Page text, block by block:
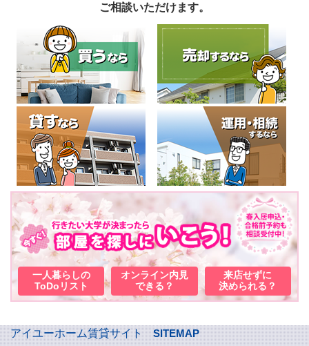
ご相談いただけます。
一人暮らしの
ToDoリスト
オンライン内見
できる？
来店せずに
決められる？
アイユーホーム賃貸サイト
SITEMAP